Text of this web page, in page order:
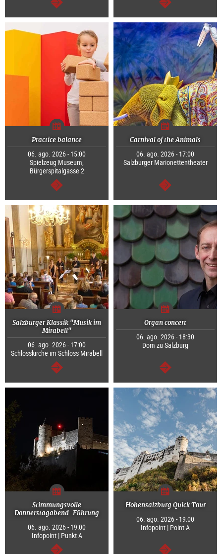
segue segue
Practice balance
06. ago. 2026 - 15:00
Spielzeug Museum,
Bürgerspitalgasse 2
segue
Carnival of the Animals
06. ago. 2026 - 17:00
Salzburger Marionettentheater
segue
Salzburger Klassik "Musik im
Mirabell"
06. ago. 2026 - 17:00
Schlosskirche im Schloss Mirabell
segue
Organ concert
06. ago. 2026 - 18:30
Dom zu Salzburg
segue
Stimmungsvolle
Donnerstagabend-Führung
06. ago. 2026 - 19:00
Infopoint | Punkt A
Hohensalzburg Quick Tour
06. ago. 2026 - 19:00
Infopoint | Point A